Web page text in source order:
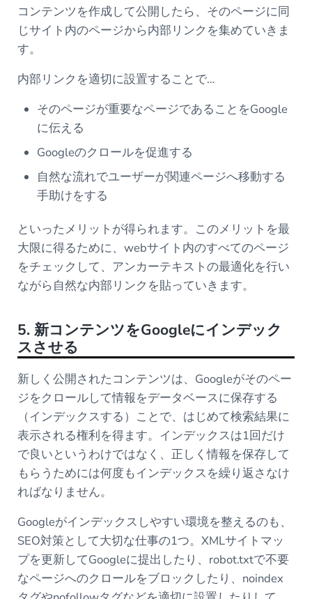
コンテンツを作成して公開したら、そのページに同
じサイト内のページから内部リンクを集めていきま
す。
内部リンクを適切に設置することで…
そのページが重要なページであることをGoogle
に伝える
Googleのクロールを促進する
自然な流れでユーザーが関連ページへ移動する
手助けをする
といったメリットが得られます。このメリットを最
大限に得るために、webサイト内のすべてのページ
をチェックして、アンカーテキストの最適化を行い
ながら自然な内部リンクを貼っていきます。
5. 新コンテンツをGoogleにインデック
スさせる
新しく公開されたコンテンツは、Googleがそのペー
ジをクロールして情報をデータベースに保存する
（インデックスする）ことで、はじめて検索結果に
表示される権利を得ます。インデックスは1回だけ
で良いというわけではなく、正しく情報を保存して
もらうためには何度もインデックスを繰り返さなけ
ればなりません。
Googleがインデックスしやすい環境を整えるのも、
SEO対策として大切な仕事の1つ。XMLサイトマッ
プを更新してGoogleに提出したり、robot.txtで不要
なページへのクロールをブロックしたり、noindex